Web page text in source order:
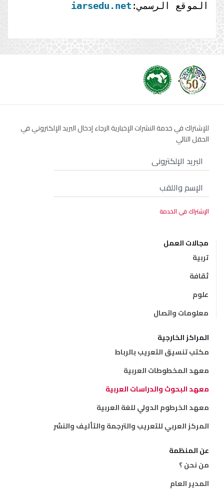
الموقع الرسمي: iarsedu.net
للإشتراك في خدمة النشرات الإخبارية الرجاء إدخال البريد الإلكتروني في
الحقل التالي
مجالات العمل
تربية
ثقافة
علوم
معلومات واتصال
المراكز الخارجية
مكتب تنسيق التعريب بالرباط
معهد المخطوطات العربية
معهد البحوث والدراسات العربية
معهد الخرطوم الدولي للغة العربية
المركز العربي للتعريب والترجمة والتأليف والنشر
عن المنظمة
من نحن ؟
المدير العام